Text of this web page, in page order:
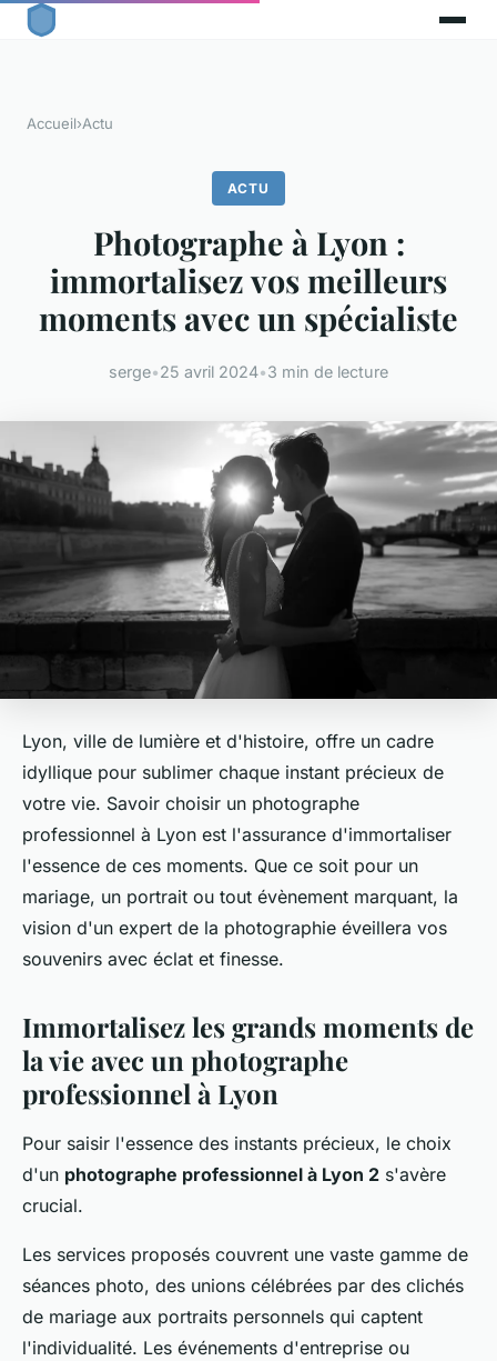
Accueil›Actu
ACTU
Photographe à Lyon :
immortalisez vos meilleurs
moments avec un spécialiste
serge•25 avril 2024•3 min de lecture
Lyon, ville de lumière et d'histoire, offre un cadre
idyllique pour sublimer chaque instant précieux de
votre vie. Savoir choisir un photographe
professionnel à Lyon est l'assurance d'immortaliser
l'essence de ces moments. Que ce soit pour un
mariage, un portrait ou tout évènement marquant, la
vision d'un expert de la photographie éveillera vos
souvenirs avec éclat et finesse.
Immortalisez les grands moments de
la vie avec un photographe
professionnel à Lyon
Pour saisir l'essence des instants précieux, le choix
d'un photographe professionnel à Lyon 2 s'avère
crucial.
Les services proposés couvrent une vaste gamme de
séances photo, des unions célébrées par des clichés
de mariage aux portraits personnels qui captent
l'individualité. Les événements d'entreprise ou